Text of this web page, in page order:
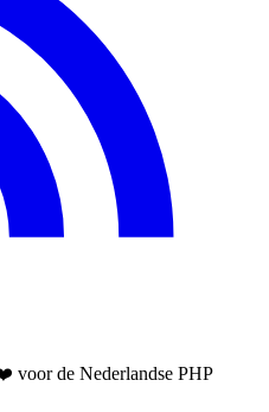
de Nederlandse PHP